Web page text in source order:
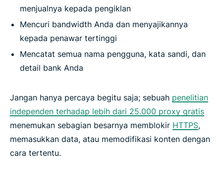
menjualnya kepada pengiklan
Mencuri bandwidth Anda dan menyajikannya
kepada penawar tertinggi
Mencatat semua nama pengguna, kata sandi, dan
detail bank Anda
Jangan hanya percaya begitu saja; sebuah penelitian
independen terhadap lebih dari 25.000 proxy gratis
menemukan sebagian besarnya memblokir HTTPS,
memasukkan data, atau memodifikasi konten dengan
cara tertentu.